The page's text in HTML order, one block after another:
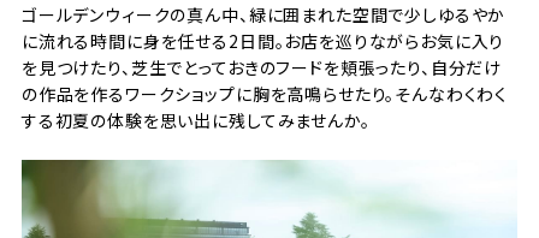
ゴールデンウィークの真ん中、緑に囲まれた空間で少しゆるやか
に流れる時間に身を任せる2日間。お店を巡りながらお気に入り
を見つけたり、芝生でとっておきのフードを頬張ったり、自分だけ
の作品を作るワークショップに胸を高鳴らせたり。そんなわくわく
する初夏の体験を思い出に残してみませんか。